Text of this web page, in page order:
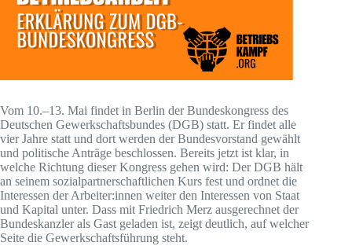
Vom 10.–13. Mai findet in Berlin der Bundeskongress des
Deutschen Gewerkschaftsbundes (DGB) statt. Er findet alle
vier Jahre statt und dort werden der Bundesvorstand gewählt
und politische Anträge beschlossen. Bereits jetzt ist klar, in
welche Richtung dieser Kongress gehen wird: Der DGB hält
an seinem sozialpartnerschaftlichen Kurs fest und ordnet die
Interessen der Arbeiter:innen weiter den Interessen von Staat
und Kapital unter. Dass mit Friedrich Merz ausgerechnet der
Bundeskanzler als Gast geladen ist, zeigt deutlich, auf welcher
Seite die Gewerkschaftsführung steht.